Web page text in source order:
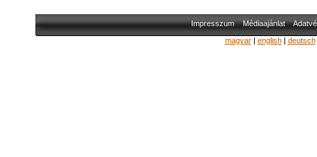
Impresszum Médiaajánlat
magyar| english| deutsch